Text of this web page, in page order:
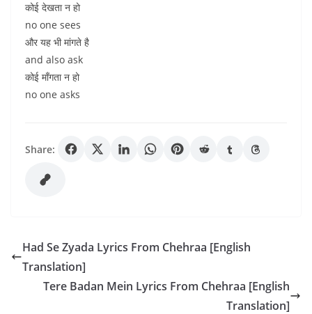
कोई देखता न हो
no one sees
और यह भी मांगते है
and also ask
कोई माँगता न हो
no one asks
Share:
Had Se Zyada Lyrics From Chehraa [English
Translation]
Tere Badan Mein Lyrics From Chehraa [English
Translation]